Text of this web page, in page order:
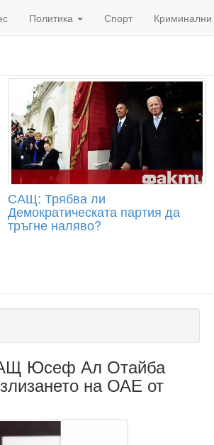
Политика Спорт Криминални
САЩ: Трябва ли
Демократическата партия да
тръгне наляво?
Юсеф Ал Отайба
на ОАЕ от